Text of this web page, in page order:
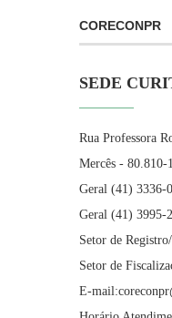
CORECONPR
SEDE
Rua Professora
Mercês -
Geral (41) 3336-
Geral (41) 3995-
Setor de
Setor de
E-